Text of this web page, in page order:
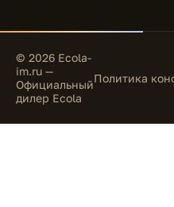
© 2026 Ecola-
im.ru —
Официальный
дилер Ecola
Политика